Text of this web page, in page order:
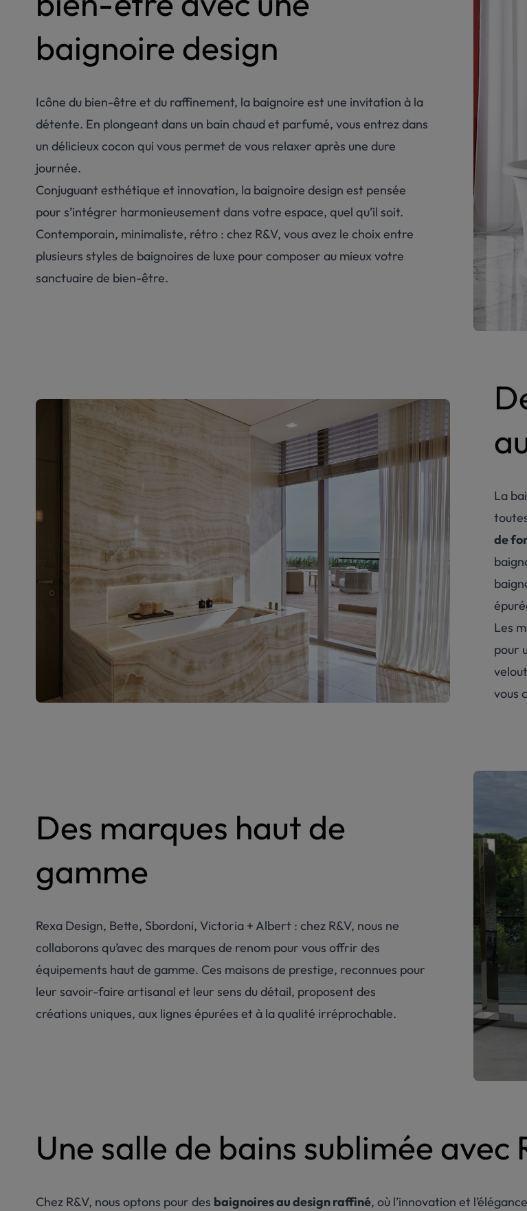
baignoire design
Icône du bien-être et du raffinement, la baignoire est une invitation à la
détente. En plongeant dans un bain chaud et parfumé, vous entrez dans
un délicieux cocon qui vous permet de vous relaxer après une dure
journée.
Conjuguant esthétique et innovation, la baignoire design est pensée
pour s’intégrer harmonieusement dans votre espace, quel qu’il soit.
Contemporain, minimaliste, rétro : chez R&V, vous avez le choix entre
plusieurs styles de baignoires de luxe pour composer au mieux votre
sanctuaire de bien-être.
La
de
Les
pour
vous
Des marques haut de
gamme
Rexa Design, Bette, Sbordoni, Victoria +Albert : chez R&V, nous ne
collaborons qu’avec des marques de renom pour vous offrir des
équipements haut de gamme. Ces maisons de prestige, reconnues pour
leur savoir-faire artisanal et leur sens dudétail, proposent des
créations uniques, aux lignes épurées et à laqualité irréprochable.
Une salle de bains sublimée avec
Chez R&V, nous optons pour des baignoires au design raffiné, où l’innovation et l’élégance